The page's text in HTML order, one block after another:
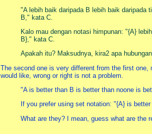
"A lebih baik daripada B lebih baik daripada
B," kata C.
Kalo mau dengan notasi himpunan: "{A}
B}," kata C.
Apakah itu? Maksudnya, kira2 apa
The second one is very different from the first
would like, wrong or right is not a problem.
"A is better than B is better than noone is
If you prefer using set notation: "{A} is
What are they? I mean, guess what are the